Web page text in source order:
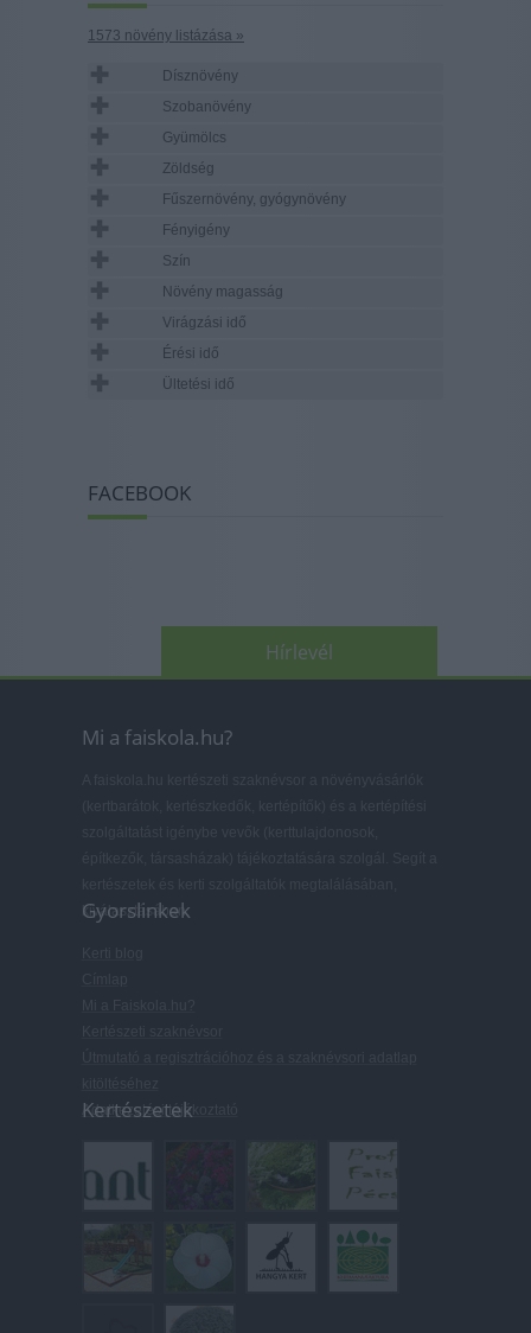
1573 növény listázása »
Dísznövény
Szobanövény
Gyümölcs
Zöldség
Fűszernövény, gyógynövény
Fényigény
Szín
Növény magasság
Virágzási idő
Érési idő
Ültetési idő
FACEBOOK
Hírlevél
Mi a faiskola.hu?
kiválasztásában.
Gyorslinkek
Adatkezelési tájékoztató
Kertészetek